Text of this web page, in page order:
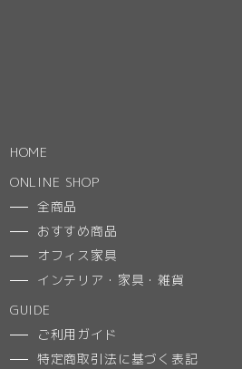
HOME
ONLINE SHOP
全商品
おすすめ商品
オフィス家具
インテリア・家具・雑貨
GUIDE
ご利用ガイド
特定商取引法に基づく表記